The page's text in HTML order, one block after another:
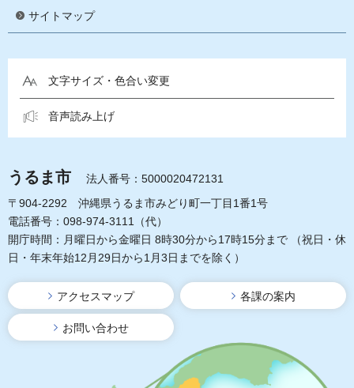
サイトマップ
文字サイズ・色合い変更
音声読み上げ
うるま市
法人番号：5000020472131
〒904-2292 沖縄県うるま市みどり町一丁目1番1号
電話番号：098-974-3111（代）
開庁時間：月曜日から金曜日 8時30分から17時15分まで
（祝日・休
日・年末年始12月29日から1月3日までを除く）
アクセスマップ 各課の案内
お問い合わせ